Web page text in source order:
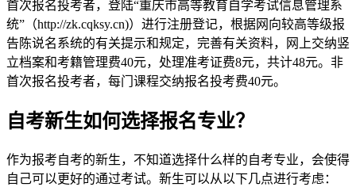
首次报名投考者，登陆“重庆市高等教育自学考试信息管理系
统”（http://zk.cqksy.cn)）进行注册登记，根据网向较高等级报
告陈说名系统的有关提示和规定，完善有关资料，网上交纳竖
立档案和考籍管理费40元，处理准考证费8元，共计48元。非
首次报名投考者，每门课程交纳报名投考费40元。
自考新生如何选择报名专业？
作为报考自考的新生，不知道选择什么样的自考专业，会使得
自己可以更好的通过考试。新生可以从以下几点进行考虑：